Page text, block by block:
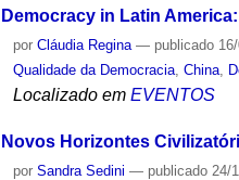
Democracy in Latin
porCláudia Regina — publicado
Qualidade da Democracia,China,
Localizado em EVENTOS
Novos Horizontes
porSandra Sedini — publicado 24/